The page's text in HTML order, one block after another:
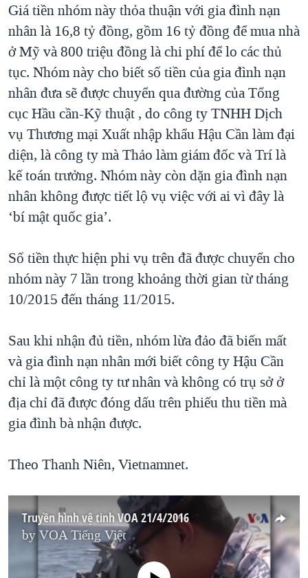
Giá tiền nhóm này thỏa thuận với gia đình nạn
nhân là 16,8 tỷ đồng, gồm 16 tỷ đồng để mua nhà
ở Mỹ và 800 triệu đồng là chi phí để lo các thủ
tục. Nhóm này cho biết số tiền của gia đình nạn
nhân đưa sẽ được chuyển qua đường của Tổng
cục Hầu cần-Kỹ thuật , do công ty TNHH Dịch
vụ Thương mại Xuất nhập khẩu Hậu Cần làm đại
diện, là công ty mà Thảo làm giám đốc và Trí là
kế toán trưởng. Nhóm này còn dặn gia đình nạn
nhân không được tiết lộ vụ việc với ai vì đây là
‘bí mật quốc gia’.
Số tiền thực hiện phi vụ trên đã được chuyển cho
nhóm này 7 lần trong khoảng thời gian từ tháng
10/2015 đến tháng 11/2015.
Sau khi nhận đủ tiền, nhóm lừa đảo đã biến mất
và gia đình nạn nhân mới biết công ty Hậu Cần
chỉ là một công ty tư nhân và không có trụ sở ở
địa chỉ đã được đóng dấu trên phiếu thu tiền mà
gia đình bà nhận được.
Theo Thanh Niên, Vietnamnet.
Truyền hình vệ tinh VOA 21/4/2016
by VOA Tiếng Việt
No media source currently available